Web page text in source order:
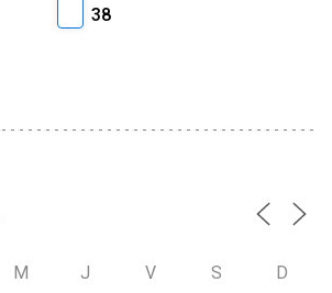
38
M J V S D